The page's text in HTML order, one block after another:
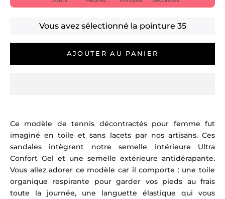
Vous avez sélectionné la pointure 35
AJOUTER AU PANIER
Ce modèle de tennis décontractés pour femme fut
imaginé en toile et sans lacets par nos artisans. Ces
sandales intègrent notre semelle intérieure Ultra
Confort Gel et une semelle extérieure antidérapante.
Vous allez adorer ce modèle car il comporte : une toile
organique respirante pour garder vos pieds au frais
toute la journée, une languette élastique qui vous